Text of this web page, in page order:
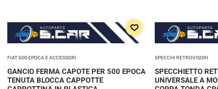
FIAT 500 EPOCA E ACCESSORI
GANCIO FERMA CAPOTE PER 500 EPOCA
TENUTA BLOCCA CAPPOTTE
SPECCHI RETROVISORI
SPECCHIETTO
UNIVERSALE A